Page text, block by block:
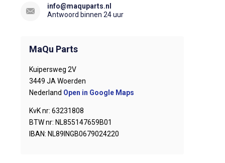
info@maquparts.nl
Antwoord binnen 24 uur
MaQu Parts
Kuipersweg 2V
3449 JA Woerden
Nederland Open in Google Maps
KvK nr: 63231808
BTW nr: NL855147659B01
IBAN: NL89INGB0679024220